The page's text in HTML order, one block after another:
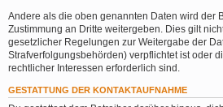
Andere als die oben genannten Daten wird der
Zustimmung an Dritte weitergeben. Dies gilt
gesetzlicher Regelungen zur Weitergabe der
Strafverfolgungsbehörden) verpflichtet ist oder
rechtlicher Interessen erforderlich sind.
GESTATTUNG DER KONTAKTAUFNAHME